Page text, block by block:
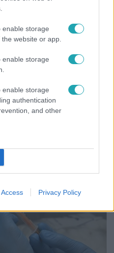
enable storage
website or app.
enable storage
enable storage
authentication
and other
Privacy Policy
több gyerek oltásánál
a gyerekek egy észak-
ezt a vakcinatípust